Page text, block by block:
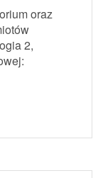
oraz
2,